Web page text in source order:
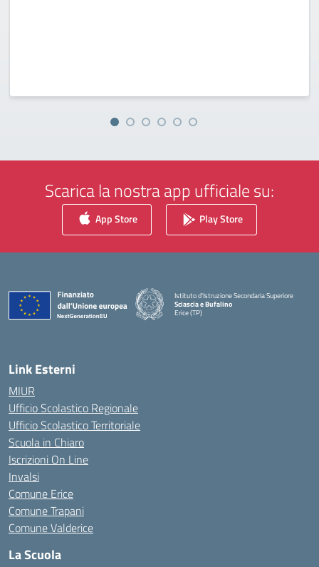
Scarica la nostra app ufficiale su:
App Store Play Store
Istituto d'Istruzione Secondaria Superiore
Sciascia e Bufalino
Erice (TP)
Link Esterni
MIUR
Ufficio Scolastico Regionale
Ufficio Scolastico Territoriale
Scuola in Chiaro
Iscrizioni On Line
Invalsi
Comune Erice
Comune Trapani
Comune Valderice
La Scuola